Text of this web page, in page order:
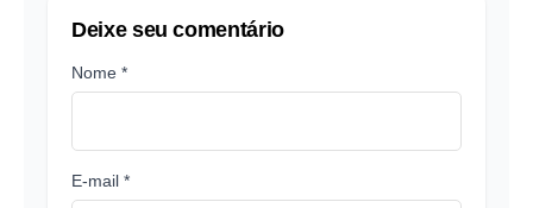
Deixe seu comentário
Nome *
E-mail *